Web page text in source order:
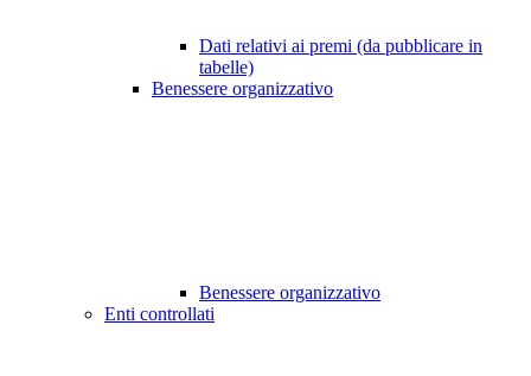
Dati relativi ai premi (da pubblicare in
tabelle)
Benessere organizzativo
Benessere organizzativo
Enti controllati